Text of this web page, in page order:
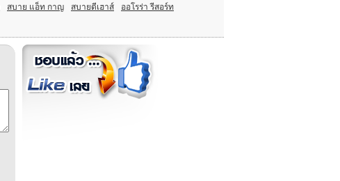
สบาย แอ็ท กาญ สบายดีเฮาส์ ออโรร่า รีสอร์ท